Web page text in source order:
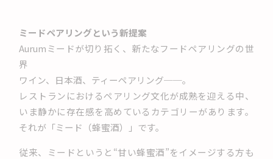
ミードペアリングという新提案
Aurumミードが切り拓く、新たなフードペアリングの世
界
ワイン、日本酒、ティーペアリング──。
レストランにおけるペアリング文化が成熟を迎える中、
いま静かに存在感を高めているカテゴリーがあります。
それが「ミード（蜂蜜酒）」です。
従来、ミードというと“甘い蜂蜜酒”をイメージする方も